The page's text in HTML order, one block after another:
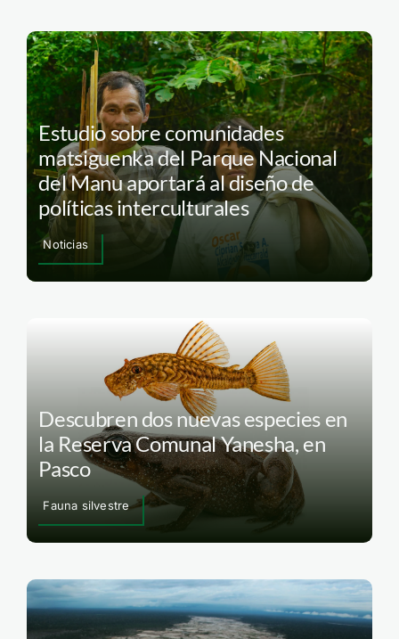
Estudio sobre comunidades
matsiguenka del Parque Nacional
del Manu aportará al diseño de
políticas interculturales
Noticias
Descubren dos nuevas especies en
la Reserva Comunal Yanesha, en
Pasco
Fauna silvestre